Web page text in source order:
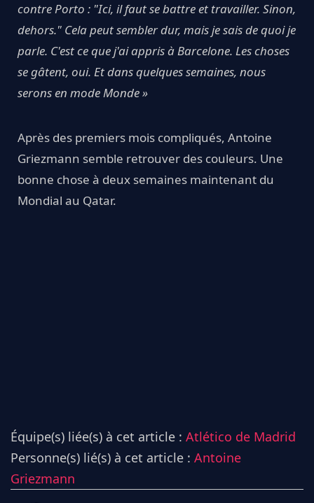
contre Porto : "Ici, il faut se battre et travailler. Sinon,
dehors." Cela peut sembler dur, mais je sais de quoi je
parle. C'est ce que j'ai appris à Barcelone. Les choses
se gâtent, oui. Et dans quelques semaines, nous
serons en mode Monde »
Après des premiers mois compliqués, Antoine
Griezmann semble retrouver des couleurs. Une
bonne chose à deux semaines maintenant du
Mondial au Qatar.
Équipe(s) liée(s) à cet article : Atlético de Madrid
Personne(s) lié(s) à cet article : Antoine
Griezmann